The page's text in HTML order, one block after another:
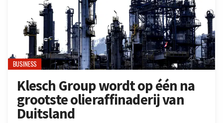
BUSINESS
Klesch Group wordt op één na
grootste olieraffinaderij van
Duitsland